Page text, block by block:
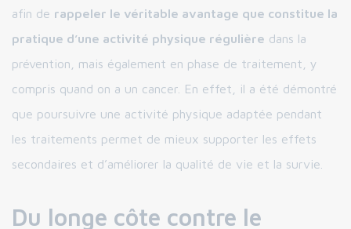
afin de rappeler le véritable avantage que constitue la
pratique d’une activité physique régulière dans la
prévention, mais également en phase de traitement, y
compris quand on a un cancer. En effet, il a été démontré
que poursuivre une activité physique adaptée pendant
les traitements permet de mieux supporter les effets
secondaires et d’améliorer la qualité de vie et la survie.
Du longe côte contre le